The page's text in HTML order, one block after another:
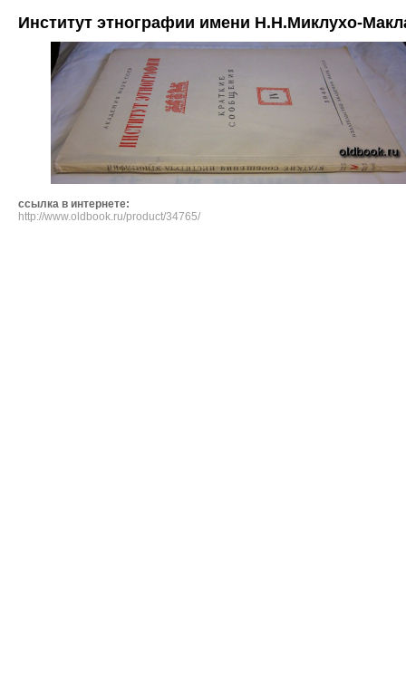
Институт этнографии имени Н.Н.Миклухо-
ссылка в интернете:
http://www.oldbook.ru/product/34765/